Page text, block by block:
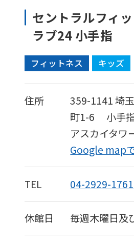
セントラルフィ
ラブ24 小手指
フィットネス キッズ
住所 359-1141埼
町1-6
小手
アスカイタワ
Google map
TEL 04-2929-1761
休館日 毎週木曜日及